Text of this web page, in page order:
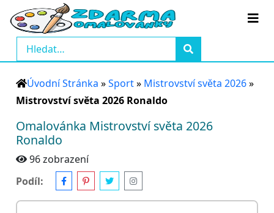
Úvodní Stránka »Sport» Mistrovství světa 2026»
Mistrovství světa 2026 Ronaldo
Omalovánka Mistrovství světa 2026
Ronaldo
96 zobrazení
Podíl: